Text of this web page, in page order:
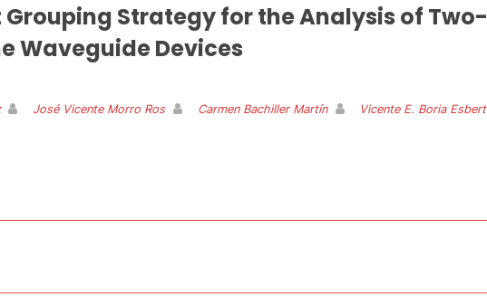
Grouping Strategy for the Analysis of
Waveguide Devices
José Vicente Morro Ros Carmen Bachiller Martín Vicente E. Boria Esbert